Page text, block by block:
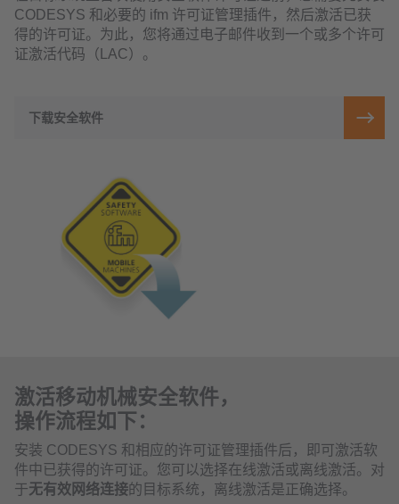
CODESYS 和必要的 ifm 许可证管理插件，然后激活已获
得的许可证。为此，您将通过电子邮件收到一个或多个许可
证激活代码（LAC）。
下载安全软件
激活移动机械安全软件，
操作流程如下：
安装 CODESYS 和相应的许可证管理插件后，即可激活软
件中已获得的许可证。您可以选择在线激活或离线激活。对
于无有效网络连接的目标系统，离线激活是正确选择。